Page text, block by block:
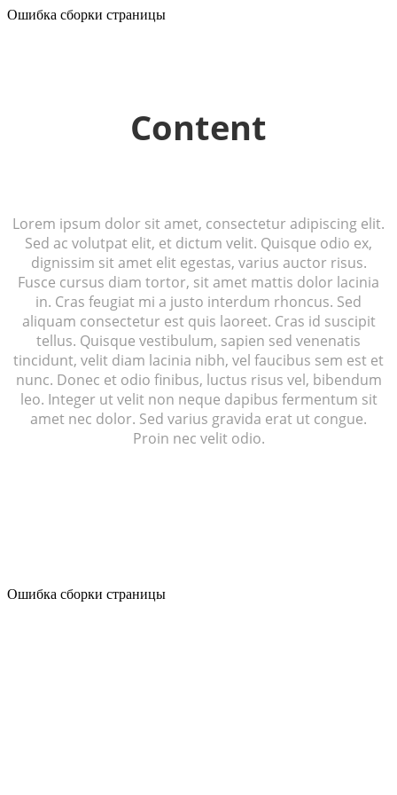
Ошибка сборки страницы
Content
Lorem ipsum dolor sit amet, consectetur adipiscing elit.
Sed ac volutpat elit, et dictum velit. Quisque odio ex,
dignissim sit amet elit egestas, varius auctor risus.
Fusce cursus diam tortor, sit amet mattis dolor lacinia
in. Cras feugiat mi a justo interdum rhoncus. Sed
aliquam consectetur est quis laoreet. Cras id suscipit
tellus. Quisque vestibulum, sapien sed venenatis
tincidunt, velit diam lacinia nibh, vel faucibus sem est et
nunc. Donec et odio finibus, luctus risus vel, bibendum
leo. Integer ut velit non neque dapibus fermentum sit
amet nec dolor. Sed varius gravida erat ut congue.
Proin nec velit odio.
Ошибка сборки страницы